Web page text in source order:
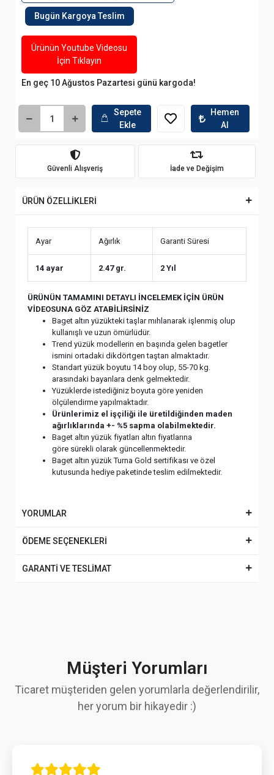
Bugün Kargoya Teslim
Ürünün Youtube Videosu
İçin Tıklayın
En geç 10 Ağustos Pazartesi günü kargoda!
Sepete
Ekle
Hemen
Al
Güvenli Alışveriş İade ve Değişim
ÜRÜN ÖZELLİKLERİ
Ayar Ağırlık Garanti Süresi
14 ayar 2.47 gr. 2 Yıl
ÜRÜNÜN TAMAMINI DETAYLI İNCELEMEK İÇİN ÜRÜN
VİDEOSUNA GÖZ ATABİLİRSİNİZ
Baget altın yüzükteki taşlar mıhlanarak işlenmiş olup
kullanışlı ve uzun ömürlüdür.
Trend yüzük modellerin en başında gelen bagetler
ismini ortadaki dikdörtgen taştan almaktadır.
Standart yüzük boyutu 14 boy olup, 55-70 kg.
arasındaki bayanlara denk gelmektedir.
Yüzüklerde istediğiniz boyuta göre yeniden
ölçülendirme yapılmaktadır.
Ürünlerimiz el işçiliği ile üretildiğinden maden
ağırlıklarında +- %5 sapma olabilmektedir.
Baget altın yüzük fiyatları altın fiyatlarına
göre sürekli olarak güncellenmektedir.
Baget altın yüzük Turna Gold sertifikası ve özel
kutusunda hediye paketinde teslim edilmektedir.
YORUMLAR
ÖDEME SEÇENEKLERİ
GARANTİ VE TESLİMAT
Müşteri Yorumları
Ticaret müşteriden gelen yorumlarla değerlendirilir,
her yorum bir hikayedir :)